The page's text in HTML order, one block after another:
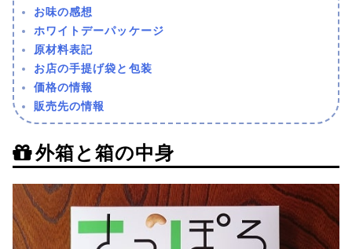
お味の感想
ホワイトデーパッケージ
原材料表記
お店の手提げ袋と包装
価格の情報
販売先の情報
外箱と箱の中身